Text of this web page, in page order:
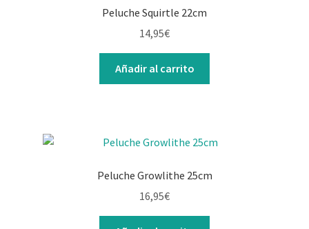
Peluche Squirtle 22cm
14,95€
Añadir al carrito
Peluche Growlithe 25cm
16,95€